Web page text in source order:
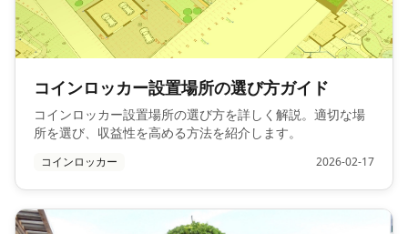
コインロッカー設置場所の選び方ガイド
コインロッカー設置場所の選び方を詳しく解説。適切な場
所を選び、収益性を高める方法を紹介します。
コインロッカー 2026-02-17